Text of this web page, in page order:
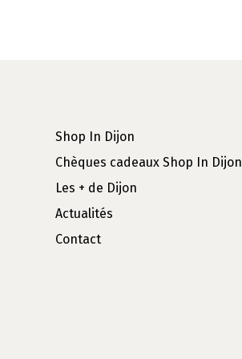
Shop In Dijon
Chèques cadeaux Shop In Dijon
Les + de Dijon
Actualités
Contact